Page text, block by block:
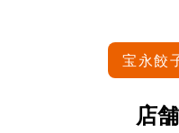
宝永餃
店